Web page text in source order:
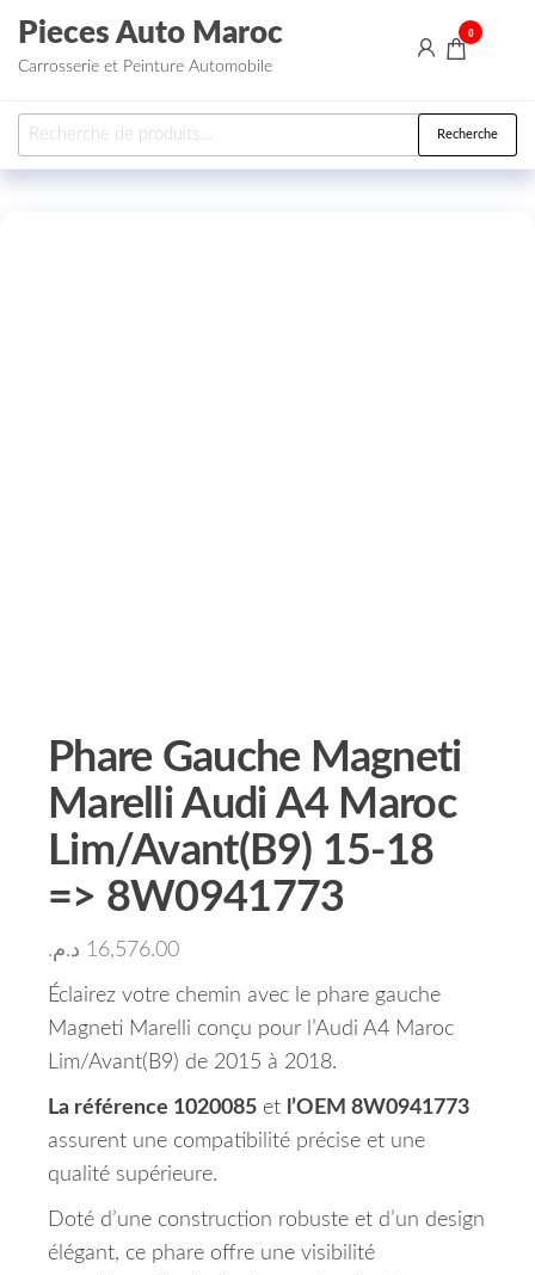
Aller au contenu
Pieces Auto Maroc
Carrosserie et Peinture Automobile
0
Recherche pour : Recherche
Phare Gauche Magneti
Marelli Audi A4 Maroc
Lim/Avant(B9) 15-18
=> 8W0941773
16,576.00 د.م.
Éclairez votre chemin avec le phare gauche
Magneti Marelli conçu pour l’Audi A4 Maroc
Lim/Avant(B9) de 2015 à 2018.
La référence 1020085 et l’OEM 8W0941773
assurent une compatibilité précise et une
qualité supérieure.
Doté d’une construction robuste et d’un design
élégant, ce phare offre une visibilité